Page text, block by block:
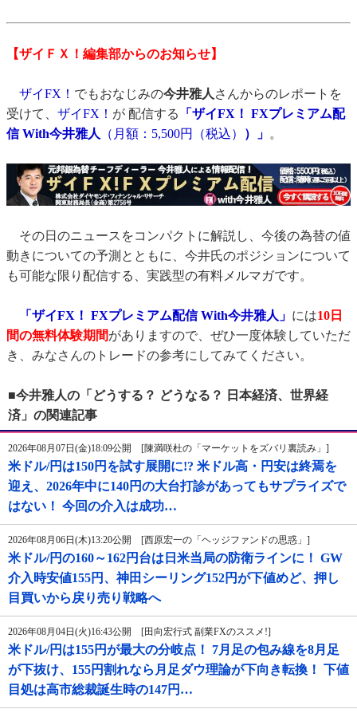
【ザイＦＸ！編集部からのお知らせ】
ザイFX！ でもおなじみの今井雅人 さんからのレポートを
受けて、 ザイFX！ が 配信する
「ザイFX！ FXプレミアム配
信 With今井雅人
（月額：5,500円（税込） ）」 。
その日のニュースをコンパクトに解説し、今後の為替の値
動きについての予測とともに、今井氏のポジションについて
も可能な限り配信する、実践型の有料メルマガです。
「ザイFX！ FXプレミアム配信 With今井雅人」 には10日
間の無料体験期間がありますので、ぜひ一度体験していただ
き、みなさんのトレードの参考にしてみてください。
■今井雅人の「どうする？ どうなる？ 日本経済、世界経
済」の関連記事
2026年08月07日(金)18:09公開 [陳満咲杜の「マーケットをズバリ裏読み」]
米ドル/円は150円を試す展開に!? 米ドル高・円安は終焉を
迎え、2026年中に140円の大台打診があってもサプライズで
はない！ 今回の介入は成功…
2026年08月06日(木)13:20公開 [西原宏一の「ヘッジファンドの思惑」]
米ドル/円の160～162円台は日米当局の防衛ラインに！ GW
介入時安値155円、神田シーリング152円が下値めど、押し
目買いから戻り売り戦略へ
2026年08月04日(火)16:43公開 [田向宏行式 副業FXのススメ!]
米ドル/円は155円が最大の分岐点！ 7月足の包み線を8月足
が下抜け、155円割れなら月足ダウ理論が下向き転換！ 下値
目処は高市総裁誕生時の147円…